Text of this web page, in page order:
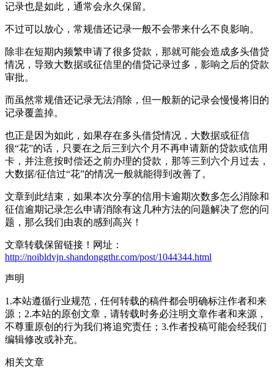
记录也是如此，通常会永久保留。
不过可以放心，常规借还记录一般不会带来什么不良影响。
除非在短期内频繁申请了很多贷款，那就可能会造成多头借贷
情况，导致大数据或征信里的借贷记录过多，影响之后的贷款
审批。
而虽然常规借还记录无法消除，但一般新的记录会慢慢将旧的
记录覆盖掉。
也正是因为如此，如果存在多头借贷情况，大数据或征信
很“花”的话，只要在之后三到六个月不再申请新的贷款或信用
卡，并注意按时偿还之前办理的贷款，那等三到六个月过去，
大数据/征信过“花”的情况一般就能得到改善了。
文章到此结束，如果本次分享的信用卡逾期次数多怎么消除和
征信逾期记录怎么申请消除有这几种方法的问题解决了您的问
题，那么我们由衷的感到高兴！
文章转载保留链接！网址：
http://noibldvjn.shandonggthr.com/post/1044344.html
声明
1.本站遵循行业规范，任何转载的稿件都会明确标注作者和来
源；2.本站的原创文章，请转载时务必注明文章作者和来源，
不尊重原创的行为我们将追究责任；3.作者投稿可能会经我们
编辑修改或补充。
相关文章